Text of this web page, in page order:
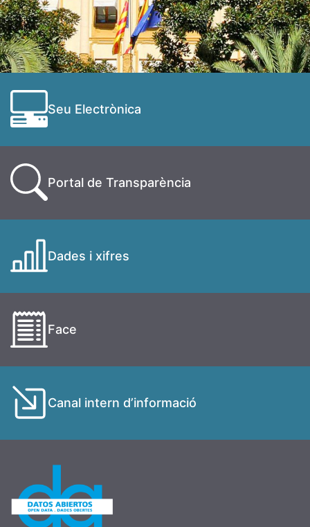
Seu Electrònica
Portal de Transparència
Dades i xifres
Face
Canal intern d’informació